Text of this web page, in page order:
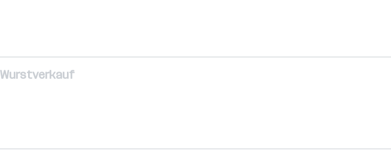
Wurstverkauf